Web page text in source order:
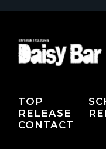
TOP
RELEASE
CONTACT